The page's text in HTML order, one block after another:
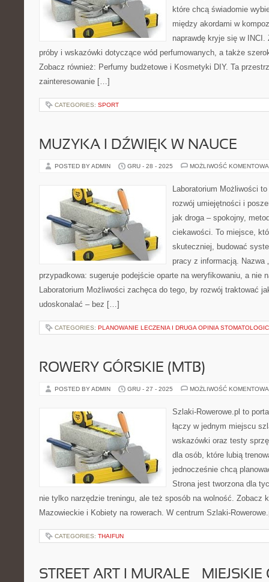
które chcą świadomie
między akordami w
naprawdę kryje się w
próby i wskazówki dotyczące wód perfumowanych, a także
Zobacz również: Perfumy budżetowe i Kosmetyki DIY. Ta
zainteresowanie […]
CATEGORIES: SPORT
MUZYKA I DŹWIĘK W NAUCE
POSTED BY ADMIN GRU - 28 - 2025 MOŻLIWOŚĆ
Laboratorium Możliwości
rozwój umiejętności i
jak droga – spokojny,
ciekawości. To miejsce,
skuteczniej, budować
pracy z informacją. Nazwa
przypadkowa: sugeruje podejście oparte na weryfikowaniu, a nie
Laboratorium Możliwości zachęca do tego, by rozwój traktować
udoskonalać – bez […]
CATEGORIES: PLANOWANIE LECZENIA I DRUGA OPINIA
ROWERY GÓRSKIE (MTB)
POSTED BY ADMIN GRU - 27 - 2025 MOŻLIWOŚĆ
Szlaki-Rowerowe.pl to
łączy w jednym miejscu
wskazówki oraz testy
dla osób, które lubią
jednocześnie chcą
Strona jest tworzona dla
nie tylko narzędzie treningu, ale też sposób na wolność. Zobacz
Mazowieckie i Kobiety na rowerach. W centrum Szlaki-
CATEGORIES: THAIFUN
STREET ART I MURALE –